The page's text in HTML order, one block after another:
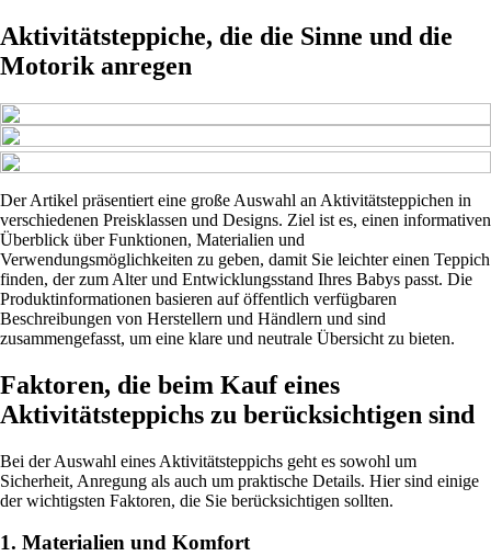
Aktivitätsteppiche, die die Sinne und die
Motorik anregen
Der Artikel präsentiert eine große Auswahl an Aktivitätsteppichen in
verschiedenen Preisklassen und Designs. Ziel ist es, einen informativen
Überblick über Funktionen, Materialien und
Verwendungsmöglichkeiten zu geben, damit Sie leichter einen Teppich
finden, der zum Alter und Entwicklungsstand Ihres Babys passt. Die
Produktinformationen basieren auf öffentlich verfügbaren
Beschreibungen von Herstellern und Händlern und sind
zusammengefasst, um eine klare und neutrale Übersicht zu bieten.
Faktoren, die beim Kauf eines
Aktivitätsteppichs zu berücksichtigen sind
Bei der Auswahl eines Aktivitätsteppichs geht es sowohl um
Sicherheit, Anregung als auch um praktische Details. Hier sind einige
der wichtigsten Faktoren, die Sie berücksichtigen sollten.
1. Materialien und Komfort